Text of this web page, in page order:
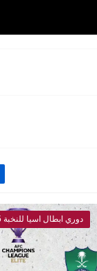
دوري ابطال اسيا للنخبة 2024/2025